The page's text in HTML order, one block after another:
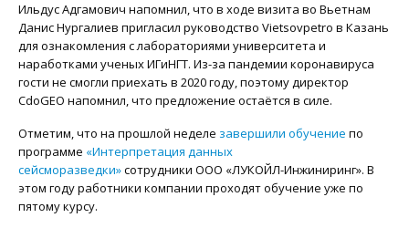
Ильдус Адгамович напомнил, что в ходе визита во Вьетнам
Данис Нургалиев пригласил руководство Vietsovpetro в Казань
для ознакомления с лабораториями университета и
наработками ученых ИГиНГТ. Из-за пандемии коронавируса
гости не смогли приехать в 2020 году, поэтому директор
CdoGEO напомнил, что предложение остаётся в силе.
Отметим, что на прошлой неделе завершили обучение по
программе «Интерпретация данных
сейсморазведки»сотрудники ООО «ЛУКОЙЛ-Инжиниринг». В
этом году работники компании проходят обучение уже по
пятому курсу.